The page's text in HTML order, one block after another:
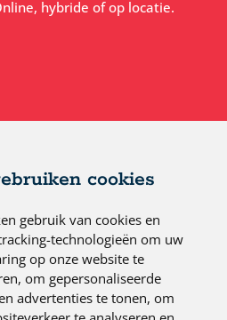
cookies
gebruik van cookies en
technologieën om uw
op onze website te
om gepersonaliseerde
advertenties te tonen, om
hybride of op locatie.
nieuwsbrief